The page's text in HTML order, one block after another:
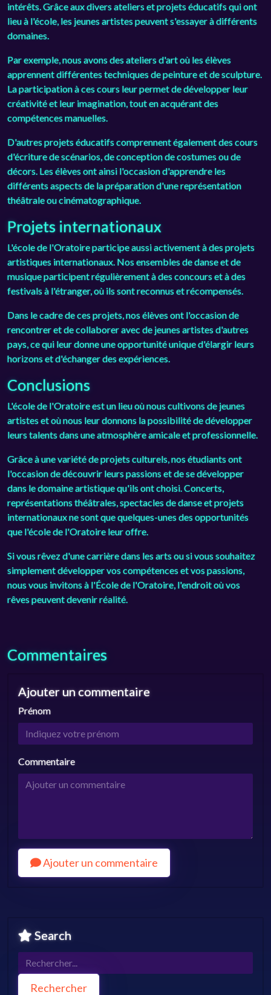
intérêts. Grâce aux divers ateliers et projets éducatifs qui ont
lieu à l'école, les jeunes artistes peuvent s'essayer à différents
domaines.
Par exemple, nous avons des ateliers d'art où les élèves
apprennent différentes techniques de peinture et de sculpture.
La participation à ces cours leur permet de développer leur
créativité et leur imagination, tout en acquérant des
compétences manuelles.
D'autres projets éducatifs comprennent également des cours
d'écriture de scénarios, de conception de costumes ou de
décors. Les élèves ont ainsi l'occasion d'apprendre les
différents aspects de la préparation d'une représentation
théâtrale ou cinématographique.
Projets internationaux
L'école de l'Oratoire participe aussi activement à des projets
artistiques internationaux. Nos ensembles de danse et de
musique participent régulièrement à des concours et à des
festivals à l'étranger, où ils sont reconnus et récompensés.
Dans le cadre de ces projets, nos élèves ont l'occasion de
rencontrer et de collaborer avec de jeunes artistes d'autres
pays, ce qui leur donne une opportunité unique d'élargir leurs
horizons et d'échanger des expériences.
Conclusions
L'école de l'Oratoire est un lieu où nous cultivons de jeunes
artistes et où nous leur donnons la possibilité de développer
leurs talents dans une atmosphère amicale et professionnelle.
Grâce à une variété de projets culturels, nos étudiants ont
l'occasion de découvrir leurs passions et de se développer
dans le domaine artistique qu'ils ont choisi. Concerts,
représentations théâtrales, spectacles de danse et projets
internationaux ne sont que quelques-unes des opportunités
que l'école de l'Oratoire leur offre.
Si vous rêvez d'une carrière dans les arts ou si vous souhaitez
simplement développer vos compétences et vos passions,
nous vous invitons à l'École de l'Oratoire, l'endroit où vos
rêves peuvent devenir réalité.
Commentaires
Ajouter un commentaire
Prénom
Commentaire
Ajouter un commentaire
Search
Rechercher